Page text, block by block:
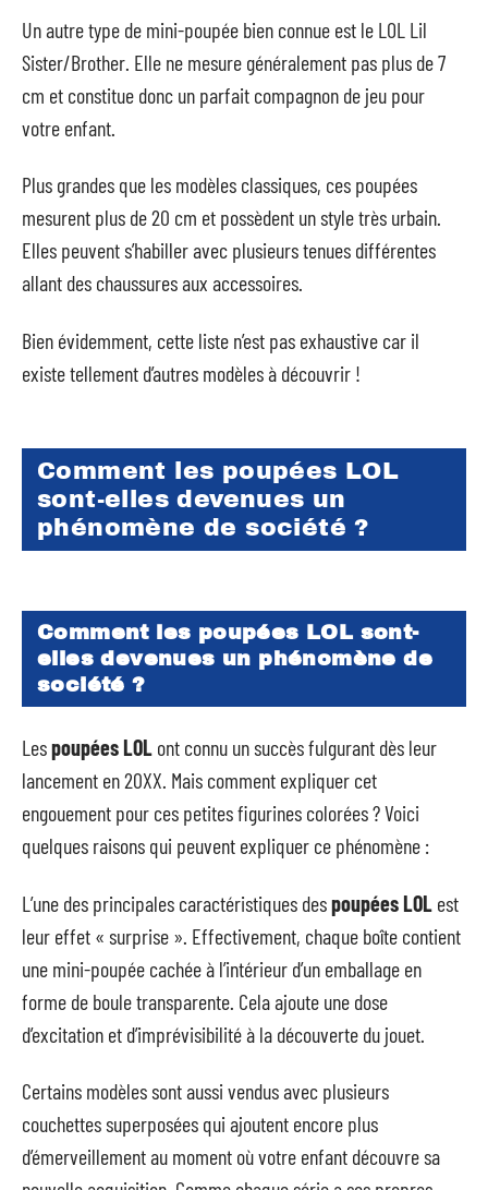
Un autre type de mini-poupée bien connue est le LOL Lil
Sister/Brother. Elle ne mesure généralement pas plus de 7
cm et constitue donc un parfait compagnon de jeu pour
votre enfant.
Plus grandes que les modèles classiques, ces poupées
mesurent plus de 20 cm et possèdent un style très urbain.
Elles peuvent s’habiller avec plusieurs tenues différentes
allant des chaussures aux accessoires.
Bien évidemment, cette liste n’est pas exhaustive car il
existe tellement d’autres modèles à découvrir !
Comment les poupées LOL
sont-elles devenues un
phénomène de société ?
Comment les poupées LOL sont-
elles devenues un phénomène de
société ?
Lespoupées LOL ont connu un succès fulgurant dès leur
lancement en 20XX. Mais comment expliquer cet
engouement pour ces petites figurines colorées ? Voici
quelques raisons qui peuvent expliquer ce phénomène :
L’une des principales caractéristiques despoupées LOL est
leur effet « surprise ». Effectivement, chaque boîte contient
une mini-poupée cachée à l’intérieur d’un emballage en
forme de boule transparente. Cela ajoute une dose
d’excitation et d’imprévisibilité à la découverte du jouet.
Certains modèles sont aussi vendus avec plusieurs
couchettes superposées qui ajoutent encore plus
d’émerveillement au moment où votre enfant découvre sa